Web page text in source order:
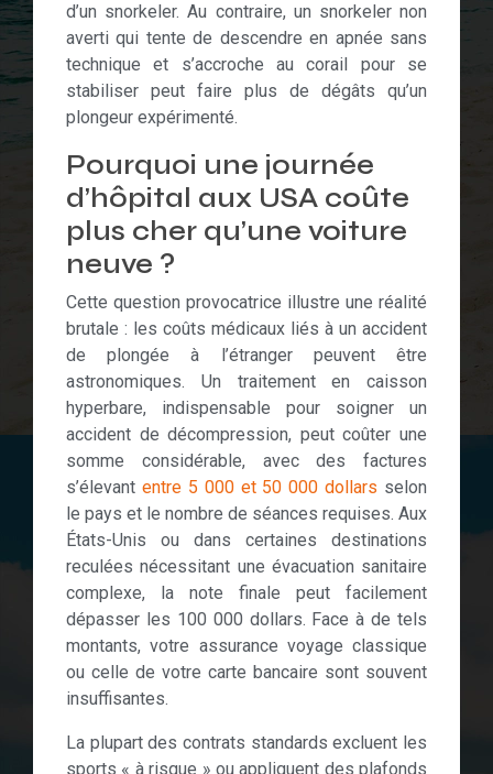
d’un snorkeler. Au contraire, un snorkeler non
averti qui tente de descendre en apnée sans
technique et s’accroche au corail pour se
stabiliser peut faire plus de dégâts qu’un
plongeur expérimenté.
Pourquoi une journée
d’hôpital aux USA coûte
plus cher qu’une voiture
neuve ?
Cette question provocatrice illustre une réalité
brutale : les coûts médicaux liés à un accident
de plongée à l’étranger peuvent être
astronomiques. Un traitement en caisson
hyperbare, indispensable pour soigner un
accident de décompression, peut coûter une
somme considérable, avec des factures
s’élevant entre 5 000 et 50 000 dollars selon
le pays et le nombre de séances requises. Aux
États-Unis ou dans certaines destinations
reculées nécessitant une évacuation sanitaire
complexe, la note finale peut facilement
dépasser les 100 000 dollars. Face à de tels
montants, votre assurance voyage classique
ou celle de votre carte bancaire sont souvent
insuffisantes.
La plupart des contrats standards excluent les
sports « à risque » ou appliquent des plafonds